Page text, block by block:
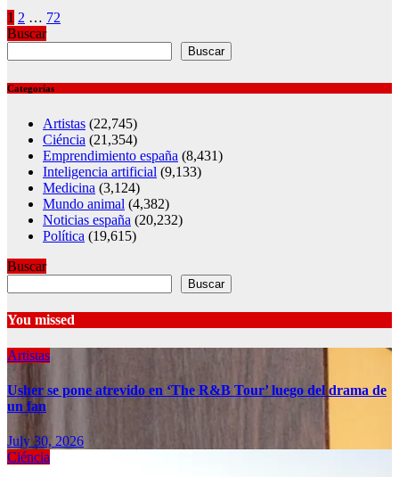
Posts
pagination
1 2 … 72
Buscar
Buscar
Categorías
Artistas (22,745)
Ciéncia (21,354)
Emprendimiento españa (8,431)
Inteligencia artificial (9,133)
Medicina (3,124)
Mundo animal (4,382)
Noticias españa (20,232)
Política (19,615)
Buscar
Buscar
You missed
Artistas
Usher se pone atrevido en ‘The R&B Tour’ luego del drama de
un fan
July 30, 2026
Ciéncia